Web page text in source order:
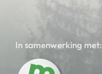
In samenwerking met: